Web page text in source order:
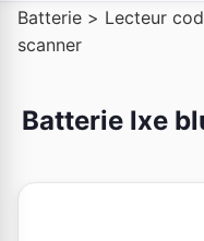
Batterie > Lecteur
scanner
Batterie lxe